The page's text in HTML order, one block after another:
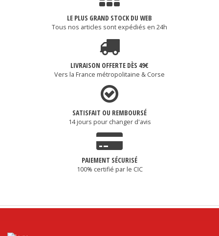
LE PLUS GRAND STOCK DU WEB
Tous nos articles sont expédiés en 24h
LIVRAISON OFFERTE DÈS 49€
Vers la France métropolitaine & Corse
SATISFAIT OU REMBOURSÉ
14 jours pour changer d'avis
PAIEMENT SÉCURISÉ
100% certifié par le CIC